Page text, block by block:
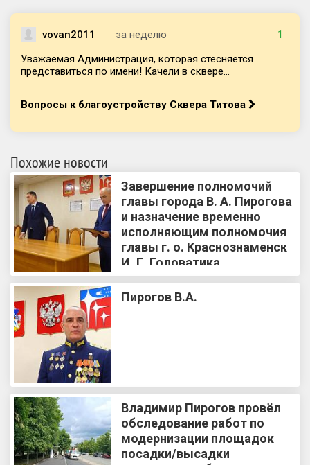
vovan2011 за неделю
1
Уважаемая Администрация, которая стесняется
представиться по имени! Качели в сквере...
Вопросы к благоустройству Сквера Титова
Похожие новости
Завершение полномочий
главы города В. А. Пирогова
и назначение временно
исполняющим полномочия
главы г. о. Краснознаменск
И. Г. Головатика
Пирогов В.А.
Владимир Пирогов провёл
обследование работ по
модернизации площадок
посадки/высадки